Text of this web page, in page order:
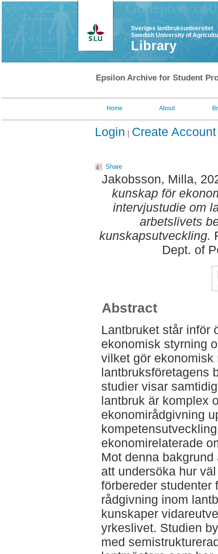
Sveriges lantbruksuniversitet
Swedish University of
Library
Epsilon Archive for Student
Home About
Login Create Account
Share
Jakobsson, Milla,
kunskap för
intervjustudie om
arbetslivets
kunskapsutveckling.
Dept. of
Abstract
Lantbruket står inför
ekonomisk styrning
vilket gör
lantbruksföretagens
studier visar
lantbruk är komplex
ekonomirådgivning
ekonomirelaterade
Mot denna
att undersöka hur
förbereder studenter
rådgivning inom
kunskaper
yrkeslivet. Studien
med